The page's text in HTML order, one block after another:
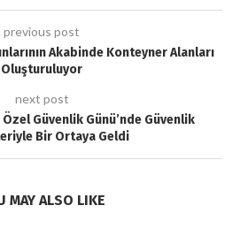
previous post
Akabinde Konteyner Alanları
Oluşturuluyor
next post
Güvenlik Günü’nde Güvenlik
Bir Ortaya Geldi
MAY ALSO LIKE